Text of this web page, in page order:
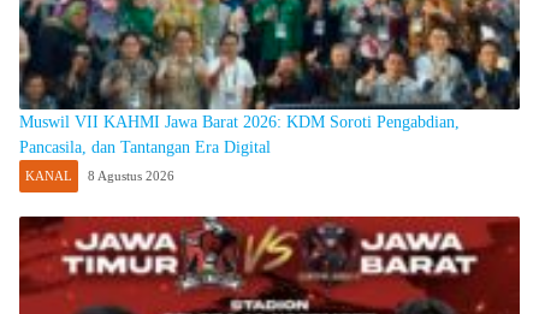
Muswil VII KAHMI Jawa Barat 2026: KDM Soroti Pengabdian,
Pancasila, dan Tantangan Era Digital
KANAL 8 Agustus 2026